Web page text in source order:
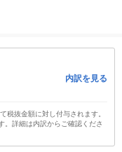
内訳を見る
税抜金額に対し付与されます。
。詳細は内訳からご確認くださ